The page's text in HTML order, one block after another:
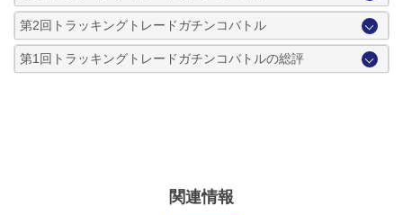
第2回トラッキングトレードガチンコバトル
第1回トラッキングトレードガチンコバトルの総評
関連情報